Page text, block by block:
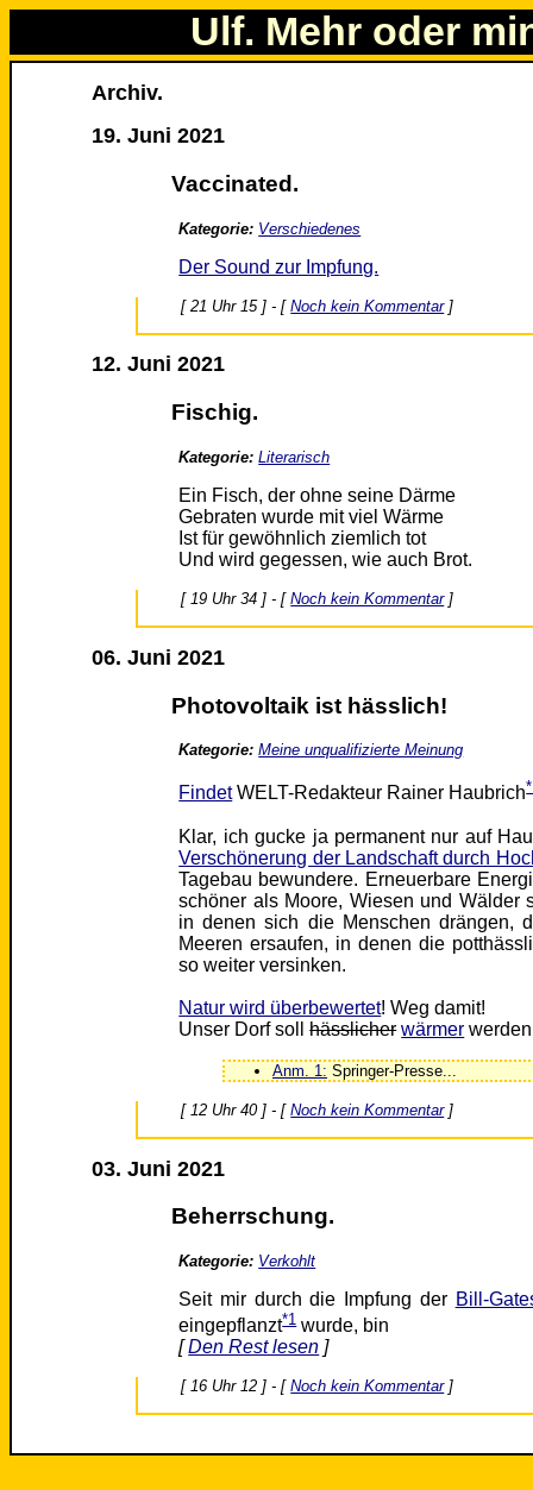
Ulf. Mehr oder
Archiv.
19. Juni 2021
Vaccinated.
Kategorie: Verschiedenes
Der Sound zur Impfung.
[ 21 Uhr 15 ] - [Noch kein Kommentar]
12. Juni 2021
Fischig.
Kategorie: Literarisch
Ein Fisch, der ohne seine Därme
Gebraten wurde mit viel Wärme
Ist für gewöhnlich ziemlich tot
Und wird gegessen, wie auch Brot.
[ 19 Uhr 34 ] - [Noch kein Kommentar]
06. Juni 2021
Photovoltaik ist hässlich!
Kategorie: Meine unqualifizierte Meinung
FindetWELT-Redakteur Rainer Haubrich
Klar, ich gucke ja permanent nur auf
Verschönerung der Landschaft durch
Tagebau bewundere. Erneuerbare
schöner als Moore, Wiesen und Wälder
in denen sich die Menschen drängen,
Meeren ersaufen, in denen die
so weiter versinken.
Natur wird überbewertet! Weg damit!
Unser Dorf sollhässlicher wärmer
Anm. 1: Springer-Presse...
[ 12 Uhr 40 ] - [Noch kein Kommentar]
03. Juni 2021
Beherrschung.
Kategorie: Verkohlt
Seit mir durch die Impfung der Bill-
eingepflanzt*1 wurde, bin
[Den Rest lesen ]
[ 16 Uhr 12 ] - [Noch kein Kommentar]